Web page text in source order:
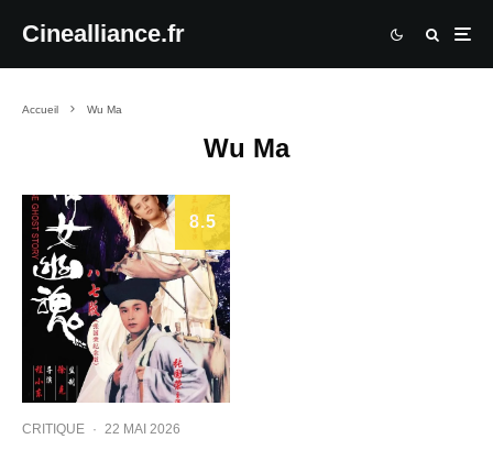
Cinealliance.fr
Accueil Wu Ma
Wu Ma
8.5
CRITIQUE · 22 MAI 2026